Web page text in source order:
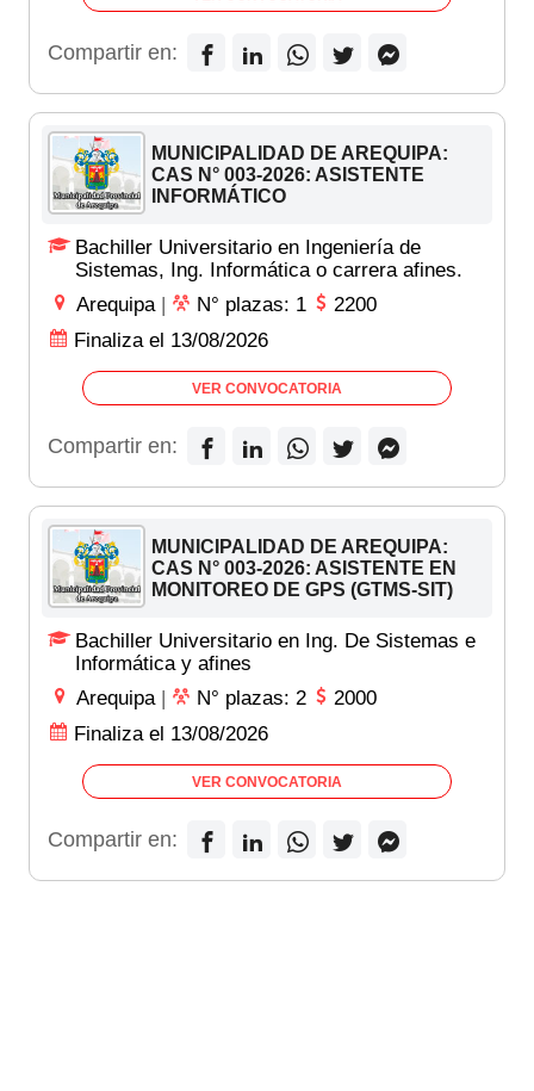
Compartir en:
MUNICIPALIDAD DE AREQUIPA:
CAS N° 003-2026: ASISTENTE
INFORMÁTICO
Bachiller Universitario en Ingeniería de
Sistemas, Ing. Informática o carrera afines.
Arequipa
N° plazas: 1
2200
Finaliza el 13/08/2026
VER CONVOCATORIA
Compartir en:
MUNICIPALIDAD DE AREQUIPA:
CAS N° 003-2026: ASISTENTE EN
MONITOREO DE GPS (GTMS-SIT)
Bachiller Universitario en Ing. De Sistemas e
Informática y afines
Arequipa | N° plazas: 2
2000
Finaliza el 13/08/2026
VER CONVOCATORIA
Compartir en: